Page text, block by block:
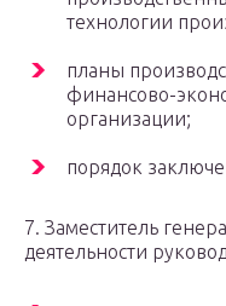
технологии
планы
финансово-
организации;
порядок
7. Заместитель
деятельности